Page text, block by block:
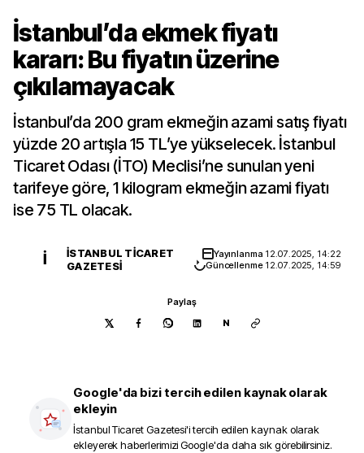
İstanbul’da ekmek fiyatı
kararı: Bu fiyatın üzerine
çıkılamayacak
İstanbul’da 200 gram ekmeğin azami satış fiyatı
yüzde 20 artışla 15 TL’ye yükselecek. İstanbul
Ticaret Odası (İTO) Meclisi’ne sunulan yeni
tarifeye göre, 1 kilogram ekmeğin azami fiyatı
ise 75 TL olacak.
İ
İSTANBUL TICARET
GAZETESI
Yayınlanma 12.07.2025, 14:22
Güncellenme 12.07.2025, 14:59
Paylaş
N
Google'da bizi tercih edilen kaynak olarak
ekleyin
İstanbul Ticaret Gazetesi'i tercih edilen kaynak olarak
ekleyerek haberlerimizi Google'da daha sık görebilirsiniz.